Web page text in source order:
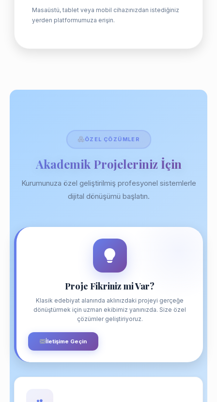
Masaüstü, tablet veya mobil cihazınızdan istediğiniz
yerden platformumuza erişin.
ÖZEL ÇÖZÜMLER
Akademik Projeleriniz İçin
Kurumunuza özel geliştirilmiş profesyonel sistemlerle
dijital dönüşümü başlatın.
Proje Fikriniz mi Var?
Klasik edebiyat alanında aklınızdaki projeyi gerçeğe
dönüştürmek için uzman ekibimiz yanınızda. Size özel
çözümler geliştiriyoruz.
İletişime Geçin